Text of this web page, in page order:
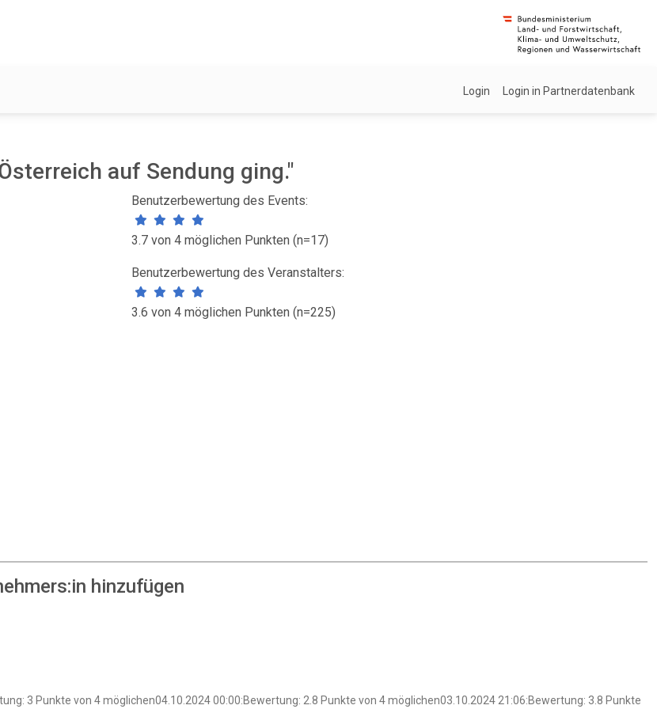
Login Login in Partnerdatenbank
auf Sendung ging."
Benutzerbewertung des Events:
3.7 von 4 möglichen Punkten (n=17)
Benutzerbewertung des Veranstalters:
3.6 von 4 möglichen Punkten (n=225)
hinzufügen
3 Punkte von 4 möglichen04.10.2024 00:00:Bewertung: 2.8 Punkte von 4 möglichen03.10.2024 21:06:Bewertung: 3.8 Punkte